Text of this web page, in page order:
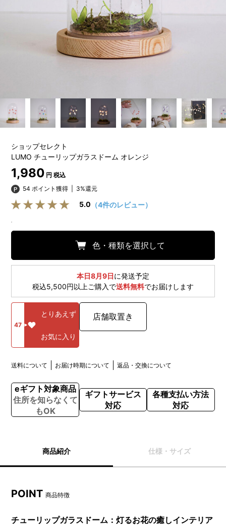
ショップセレクト
LUMO チューリップガラスドーム オレンジ
1,980 円 税込
54 ポイント獲得
3%還元
5.0 （4件のレビュー）
色・種類を選択して
本日8月9日に発送予定
税込5,500円以上ご購入で送料無料でお届けします
47
とりあえず
お気に入り
店舗取置き
送料について お届け時期について 返品・交換について
eギフト対象商品
住所を知らなくて
もOK
ギフトサービス
対応
各種支払い方法
対応
商品紹介 仕様・サイズ
POINT商品特徴
チューリップガラスドーム：灯るお花の癒しインテリア